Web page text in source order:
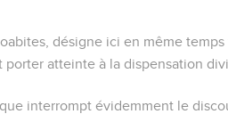
désigne ici en même
atteinte à la dispensation
interrompt évidemment le